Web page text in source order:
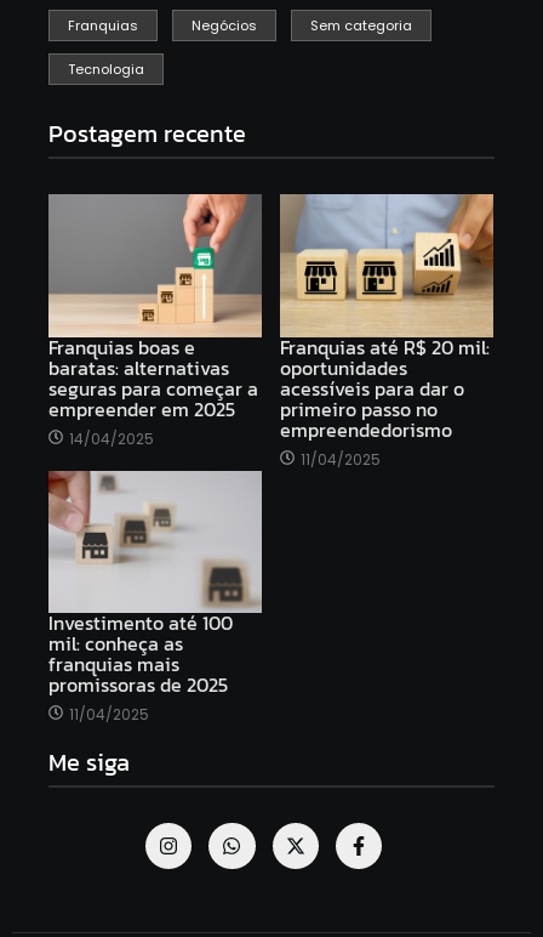
Franquias Negócios Sem categoria
Tecnologia
Postagem recente
Franquias boas e
baratas: alternativas
seguras para começar a
empreender em 2025
14/04/2025
Franquias até R$ 20 mil:
oportunidades
acessíveis para dar o
primeiro passo no
empreendedorismo
11/04/2025
Investimento até 100
mil: conheça as
franquias mais
promissoras de 2025
11/04/2025
Me siga